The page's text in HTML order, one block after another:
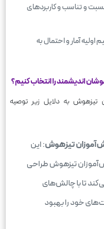
و تناسب و کاربردهای
اولیه آمار و احتمال به
اندیشمند را انتخاب کنیم؟
تیزهوش به دلایل زیر توصیه
تیزهوش: این
تیزهوش طراحی
تا با چالش‌های
خود را بهبود